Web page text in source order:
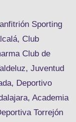
Sporting
Club
Club de
Juventud
Deportivo
Academia
Torrejón